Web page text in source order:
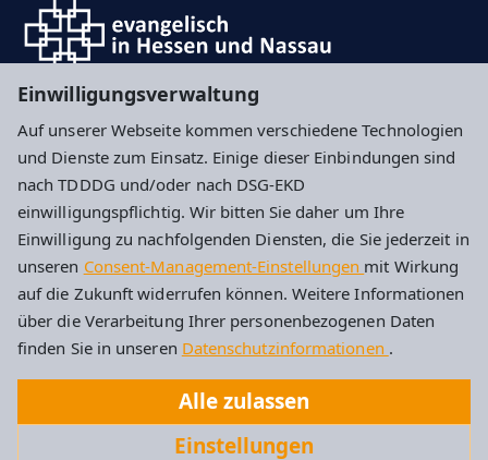
Einwilligungsverwaltung
Auf unserer Webseite kommen verschiedene Technologien
und Dienste zum Einsatz. Einige dieser Einbindungen sind
nach TDDDG und/oder nach DSG-EKD
einwilligungspflichtig. Wir bitten Sie daher um Ihre
Einwilligung zu nachfolgenden Diensten, die Sie jederzeit in
unseren Consent-Management-Einstellungen mit Wirkung
auf die Zukunft widerrufen können. Weitere Informationen
über die Verarbeitung Ihrer personenbezogenen Daten
finden Sie in unseren Datenschutzinformationen .
Alle zulassen
Einstellungen
Hier können Sie sich für unseren Newsletter
anmelden
Impressum Datenschutz Cookie-Einstellungen
Evangelische Kirchengemeinde Idstein
Albert-Schweitzer-Str. 4
65510 Idstein
Kirchengemeinde.Idstein@ekhn.de